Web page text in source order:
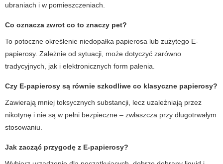
ubraniach i w pomieszczeniach.
Co oznacza zwrot co to znaczy pet?
To potoczne określenie niedopałka papierosa lub zużytego E-
papierosy. Zależnie od sytuacji, może dotyczyć zarówno
tradycyjnych, jak i elektronicznych form palenia.
Czy E-papierosy są równie szkodliwe co klasyczne papierosy?
Zawierają mniej toksycznych substancji, lecz uzależniają przez
nikotynę i nie są w pełni bezpieczne – zwłaszcza przy długotrwałym
stosowaniu.
Jak zacząć przygodę z E-papierosy?